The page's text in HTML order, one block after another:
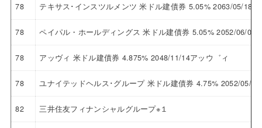
78 テキサス･インスツルメンツ 米ドル建債券 5.05% 2063/05/18
78 ペイパル・ホールディングス 米ドル建債券 5.05% 2052/06/01
78 アッヴィ 米ドル建債券 4.875% 2048/11/14アッウ゛ィ
78 ユナイテッドヘルス･グループ 米ドル建債券 4.75% 2052/05/
82 三井住友フィナンシャルグループ※１